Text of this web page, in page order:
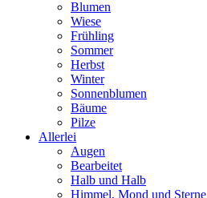
Blumen
Wiese
Frühling
Sommer
Herbst
Winter
Sonnenblumen
Bäume
Pilze
Allerlei
Augen
Bearbeitet
Halb und Halb
Himmel, Mond und Sterne